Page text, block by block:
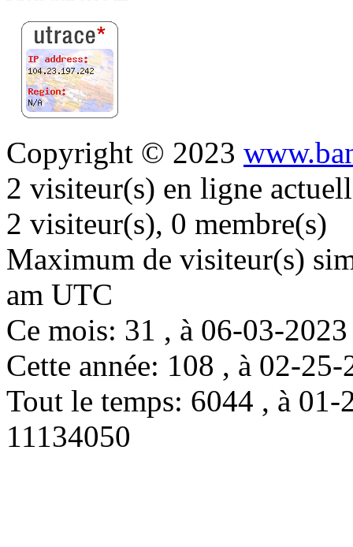
Copyright © 2023
2 visiteur(s) en ligne
2 visiteur(s), 0 membre(s)
Maximum de visiteur(s)
am UTC
Ce mois: 31 , à 06-03-
Cette année: 108 , à 02-
Tout le temps: 6044 , à
11134050